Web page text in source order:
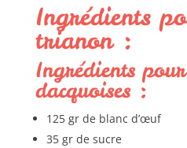
Ingrédients
trianon :
Ingrédients
dacquoises :
125 gr de blanc d’œuf
35 gr de sucre